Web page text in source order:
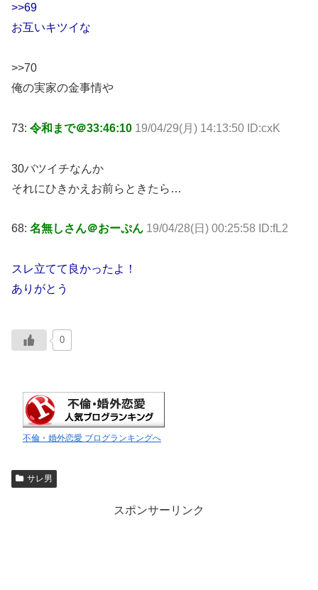
>>69
お互いキツイな
>>70
俺の実家の金事情や
73: 令和まで＠33:46:10 19/04/29(月) 14:13:50 ID:cxK
30バツイチなんか
それにひきかえお前らときたら…
68: 名無しさん＠おーぷん 19/04/28(日) 00:25:58 ID:fL2
スレ立てて良かったよ！
ありがとう
0
不倫・婚外恋愛 ブログランキングへ
サレ男
スポンサーリンク